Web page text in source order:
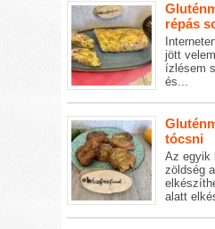
répás
jött
ízlésem
és...
tócsni
Az egyik
zöldség
alatt